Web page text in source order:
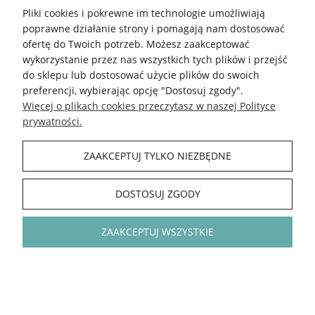
100% Wełna / 50 m / 50 g
11,00 zł
DO KOSZYKA
75% Wełna superwash/25% Poliamid /
205 m / 50 g
8,80 zł
Cena regularna:12,50 zł
DO KOSZYKA
-30% -30%
Pliki cookies i pokrewne im technologie umożliwiają
poprawne działanie strony i pomagają nam dostosować
ofertę do Twoich potrzeb. Możesz zaakceptować
wykorzystanie przez nas wszystkich tych plików i przejść
do sklepu lub dostosować użycie plików do swoich
preferencji, wybierając opcję "Dostosuj zgody".
Więcej o plikach cookies przeczytasz w naszej Polityce
prywatności.
ZAAKCEPTUJ TYLKO NIEZBĘDNE
DOSTOSUJ ZGODY
ZAAKCEPTUJ WSZYSTKIE